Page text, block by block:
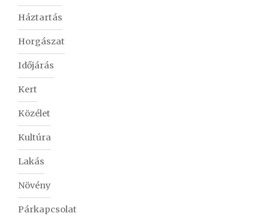
Háztartás
Horgászat
Időjárás
Kert
Közélet
Kultúra
Lakás
Növény
Párkapcsolat